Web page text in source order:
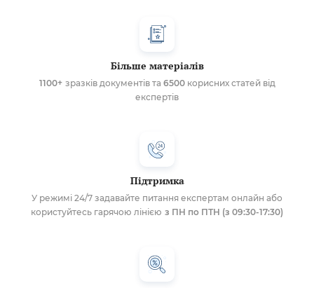
Більше матеріалів
1100+ зразків документів та 6500корисних статей від
експертів
Підтримка
У режимі 24/7 задавайте питання експертам онлайн або
користуйтесь гарячою лінією з ПН по ПТН (з 09:30-17:30)